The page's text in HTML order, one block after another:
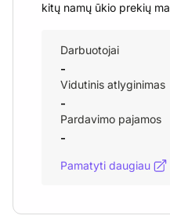
kitų namų ūkio prekių
Darbuotojai
-
Vidutinis atlyginimas
-
Pardavimo pajamos
-
Pamatyti daugiau